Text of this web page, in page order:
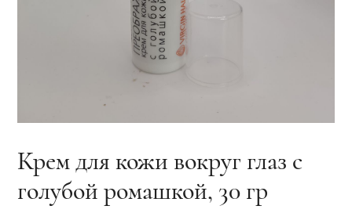
Крем для кожи вокруг глаз с
голубой ромашкой, 30 гр